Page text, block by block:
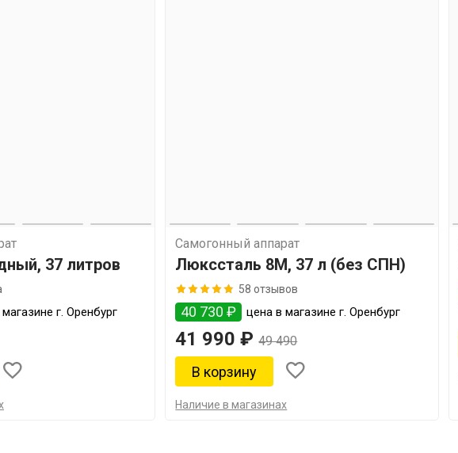
37 литров
г. Оренбург
Самогонный аппарат
Люкссталь 8М, 37 л (без СПН)
58 отзывов
40 730 ₽ цена в магазине г. Оренбург
41 990 ₽ 49 490
Наличие в магазинах